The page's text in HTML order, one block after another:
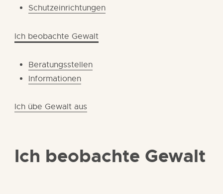
Schutzeinrichtungen
Ich beobachte Gewalt
Beratungsstellen
Informationen
Ich übe Gewalt aus
Ich beobachte Gewalt